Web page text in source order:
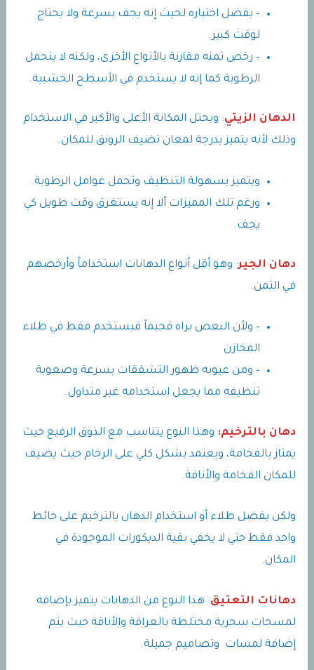
– يفضل اختياره لحيث إنه يجف بسرعة ولا يحتاج
لوقت كبير.
– رخص ثمنه مقارنة بالأنواع الأخرى، ولكنه لا يتحمل
الرطوبة كما إنه لا يستخدم في الأسطح الخشبية.
الدهان الزيتي: ويحتل المكانة الأعلى والأكبر في الاستخدام
وذلك لأنه يتميز بدرجة لمعان تضيف الرونق للمكان.
ويتميز بسهولة التنظيف وتحمل عوامل الرطوبة.
ورغم تلك المميزات ألا إنه يستغرق وقت طويل كي
يجف.
دهان الجير: وهو أقل أنواع الدهانات استخداماً وأرخصهم
في الثمن.
– ولأن البعض يراه قجيماً فيستخدم فقط في طلاء
المخازن
– ومن عيوبه ظهور التشققات بسرعة وصعوبة
تنظيفه مما يجعل استخدامه غير متداول.
دهان بالترخيم: وهذا النوع يتناسب مع الذوق الرفيع حيث
يمتاز بالفخامة، ويعتمد بشكل كلي على الرخام حيث يضيف
للمكان الفخامة والأناقة.
ولكن يفضل طلاء أو استخدام الدهان بالترخيم على حائط
واحد فقط حتي لا يخفي بقية الديكورات الموجودة في
المكان.
دهانات التعتيق: هذا النوع من الدهانات يتميز بإضافة
لمسحات سحرية مختلطة بالعراقة والأناقة حيث يتم
إضافة لمسات وتصاميم جميلة.